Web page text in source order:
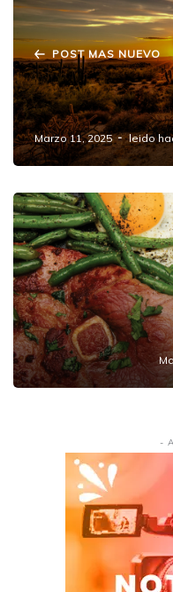
POST MAS NUEVO
Emite Salud
incremento de
Marzo 11, 2025 leido
En segunda
-